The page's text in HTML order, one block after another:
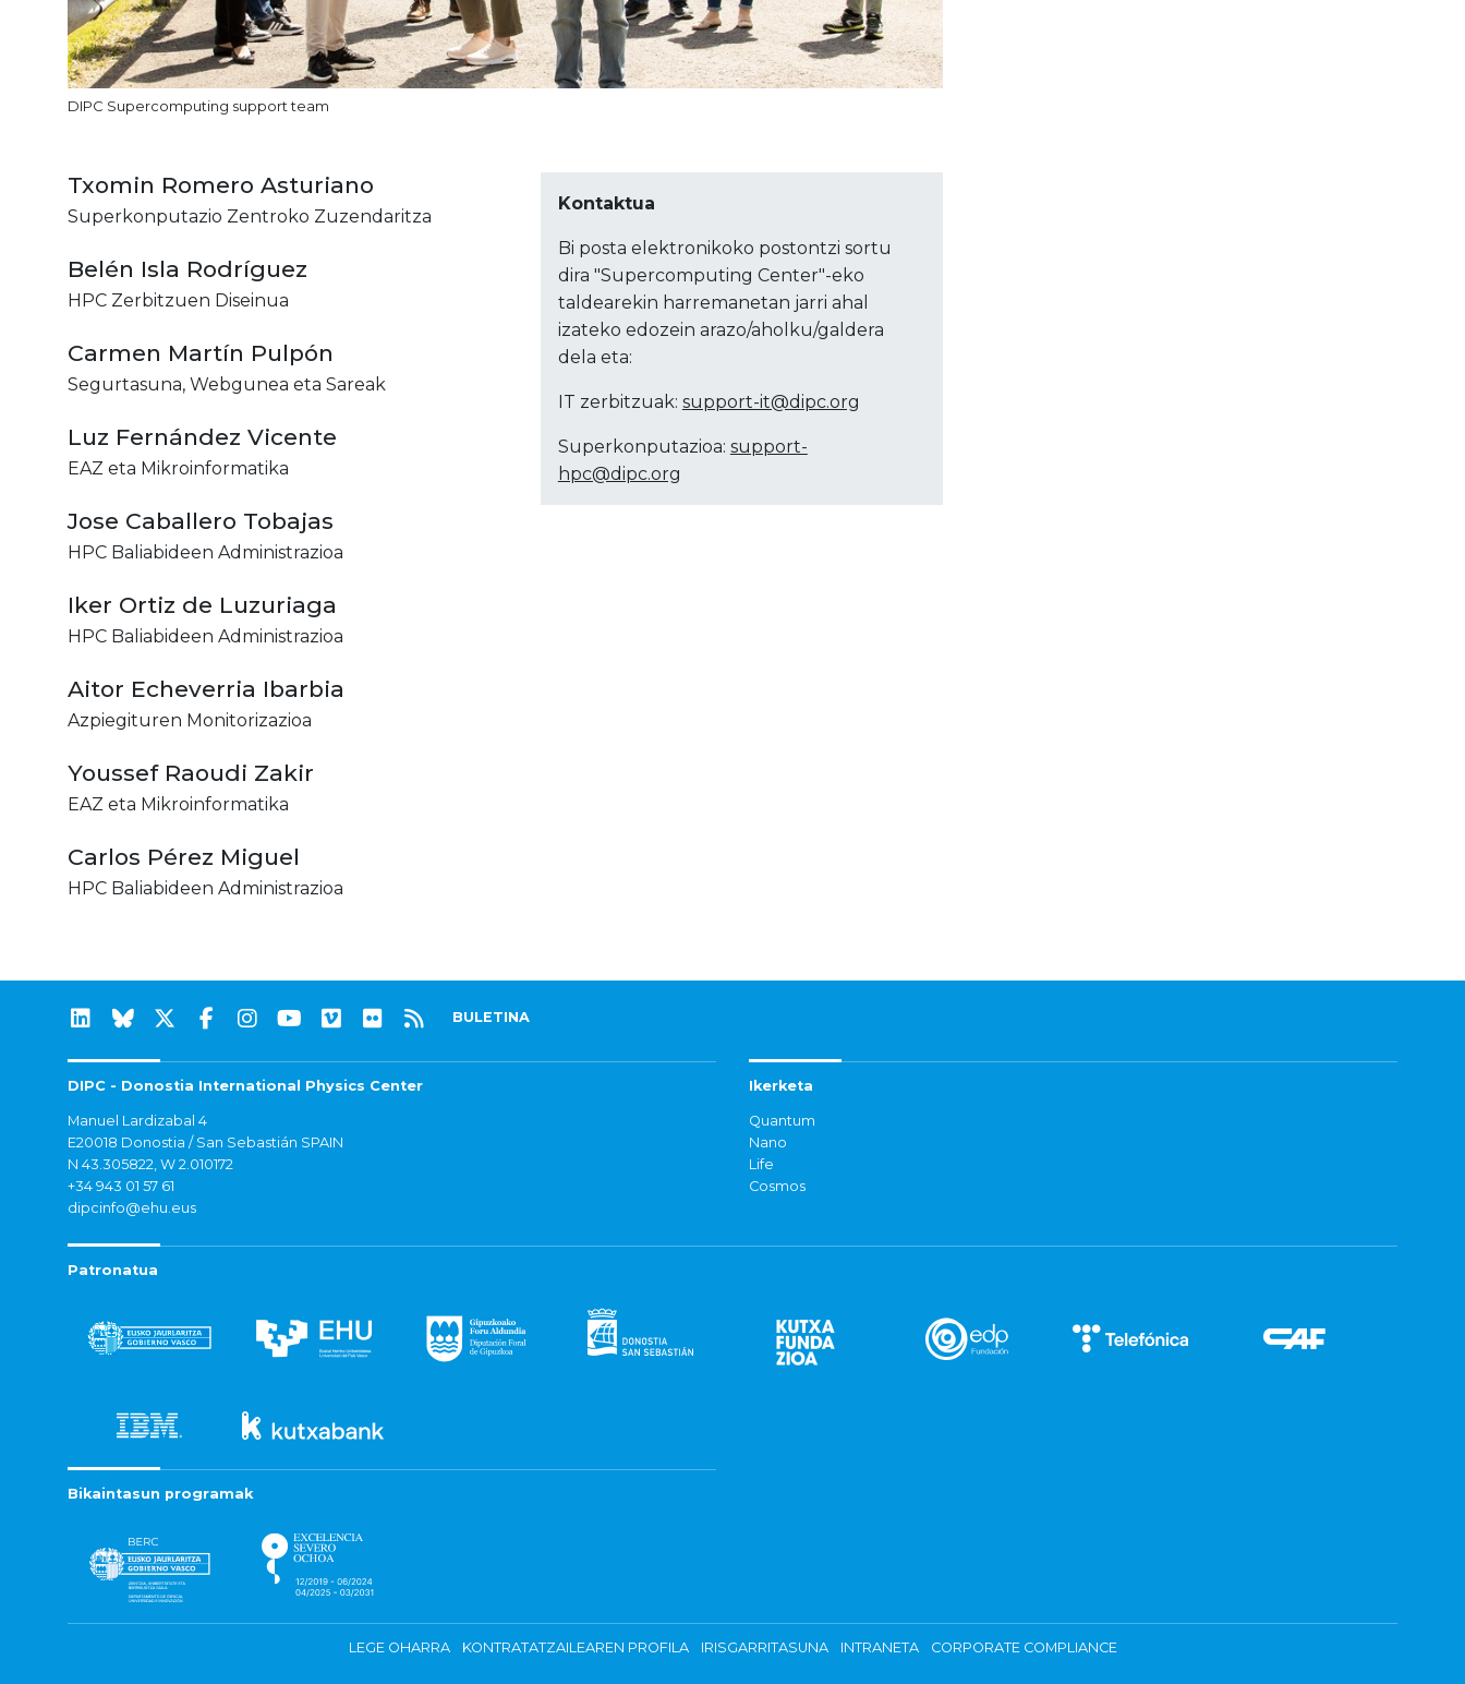
DIPC Supercomputing support team
Kontaktua
Bi posta elektronikoko postontzi sortu
dira "Supercomputing Center"-eko
taldearekin harremanetan jarri ahal
izateko edozein arazo/aholku/galdera
dela eta:
IT zerbitzuak: support-it@dipc.org
Superkonputazioa: support-
hpc@dipc.org
Txomin Romero Asturiano
Superkonputazio Zentroko Zuzendaritza
Belén Isla Rodríguez
HPC Zerbitzuen Diseinua
Carmen Martín Pulpón
Segurtasuna, Webgunea eta Sareak
Luz Fernández Vicente
EAZ eta Mikroinformatika
Jose Caballero Tobajas
HPC Baliabideen Administrazioa
Iker Ortiz de Luzuriaga
HPC Baliabideen Administrazioa
Aitor Echeverria Ibarbia
Azpiegituren Monitorizazioa
Youssef Raoudi Zakir
EAZ eta Mikroinformatika
Carlos Pérez Miguel
HPC Baliabideen Administrazioa
BULETINA
DIPC - Donostia International Physics Center
Manuel Lardizabal 4
E20018 Donostia / San Sebastián SPAIN
N 43.305822, W 2.010172
+34 943 01 57 61
dipcinfo@ehu.eus
Ikerketa
Quantum
Nano
Life
Cosmos
Patronatua
Bikaintasun programak
LEGE OHARRA KONTRATATZAILEAREN PROFILA IRISGARRITASUNA INTRANETA CORPORATE COMPLIANCE